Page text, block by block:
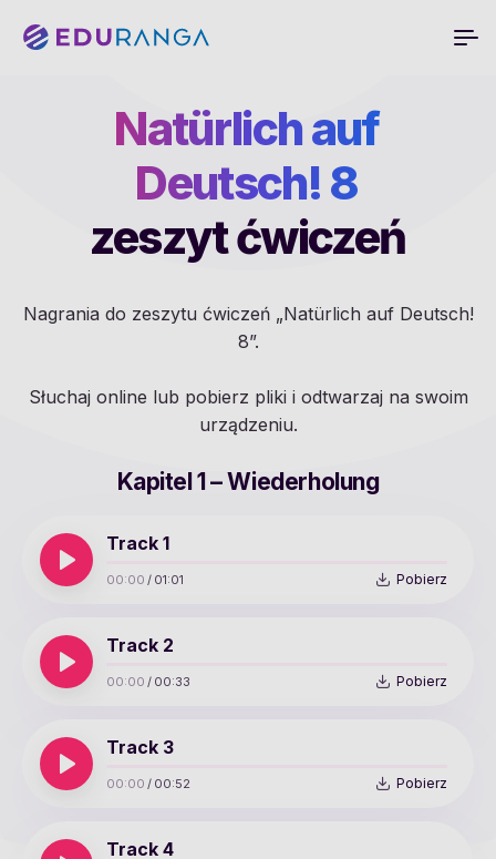
Natürlich auf
Deutsch! 8
zeszyt ćwiczeń
Nagrania do zeszytu ćwiczeń „Natürlich auf Deutsch!
8”.
Słuchaj online lub pobierz pliki i odtwarzaj na swoim
urządzeniu.
Kapitel 1 – Wiederholung
Track 1
00:00 / 01:01 Pobierz
Track 2
00:00 / 00:33 Pobierz
Track 3
00:00 / 00:52 Pobierz
Track 4